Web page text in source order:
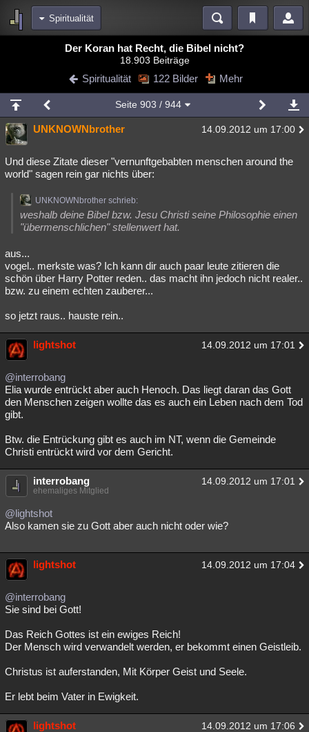
Spiritualität
Blogs Videos
Chat Wiki Neuigkeiten
meine Rubriken
Menschen Wissenschaft Mystery Kriminalfälle
Spiritualität Verschwörungen Technologie Ufologie
weitere Rubriken
Philosophie Träume Orte Esoterik
Astronomie
Musik Clash Verbesserungen Allmystery English
Besucht
Lesenswert
Der Koran hat Recht, die Bibel nicht?
18.903 Beiträge
Spiritualität 122 Bilder Mehr
Seite 903 / 944
UNKNOWNbrother 14.09.2012 um 17:00
Und diese Zitate dieser "vernunftgebabten menschen around the
world" sagen rein gar nichts über:
UNKNOWNbrother schrieb:
weshalb deine Bibel bzw. Jesu Christi seine Philosophie einen
"übermenschlichen" stellenwert hat.
aus...
vogel.. merkste was? Ich kann dir auch paar leute zitieren die
schön über Harry Potter reden.. das macht ihn jedoch nicht realer..
bzw. zu einem echten zauberer...
so jetzt raus.. hauste rein..
lightshot 14.09.2012 um 17:01
@interrobang
Elia wurde entrückt aber auch Henoch. Das liegt daran das Gott
den Menschen zeigen wollte das es auch ein Leben nach dem Tod
gibt.
Btw. die Entrückung gibt es auch im NT, wenn die Gemeinde
Christi entrückt wird vor dem Gericht.
interrobang 14.09.2012 um 17:01
ehemaliges Mitglied
@lightshot
Also kamen sie zu Gott aber auch nicht oder wie?
lightshot 14.09.2012 um 17:04
@interrobang
Sie sind bei Gott!
Das Reich Gottes ist ein ewiges Reich!
Der Mensch wird verwandelt werden, er bekommt einen Geistleib.
Christus ist auferstanden, Mit Körper Geist und Seele.
Er lebt beim Vater in Ewigkeit.
lightshot 14.09.2012 um 17:06